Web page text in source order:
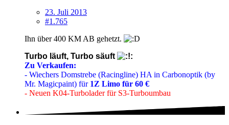
23. Juli 2013
#1.765
Ihn über 400 KM AB gehetzt.
Turbo läuft, Turbo säuft
Zu Verkaufen:
- Wiechers Domstrebe (Racingline) HA in Carbonoptik (by
Mr. Magicpaint) für 1Z Limo für 60 €
- Neuen K04-Turbolader für S3-Turboumbau